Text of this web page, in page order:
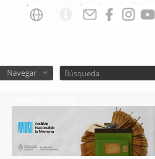
Navegar